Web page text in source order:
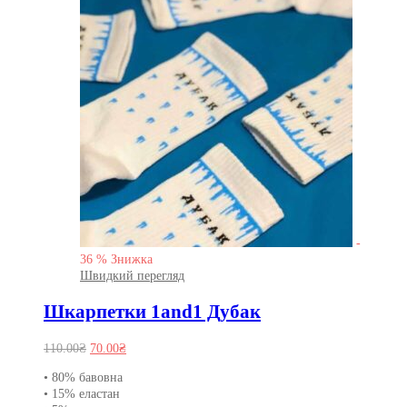
-
36 % Знижка
Швидкий перегляд
Шкарпетки 1and1 Дубак
110.00₴ Оригінальна
110.00₴.
70.00₴Поточна
• 80% бавовна
• 15% еластан